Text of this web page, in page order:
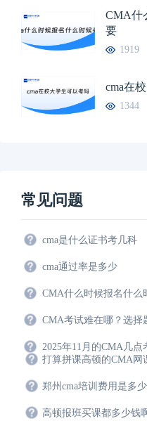
CMA什
要
1919
cma在
1344
常见问题
cma是什么证书考几科
cma通过率是多少
CMA什么时候报名什么
CMA考试难在哪？选择
2025年11月的CMA几
打算拼课高顿的CMA网
郑州cma培训费用是多
高顿报班买课都多少钱